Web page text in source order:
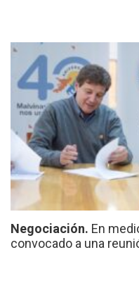
Negociación. En
convocado a una